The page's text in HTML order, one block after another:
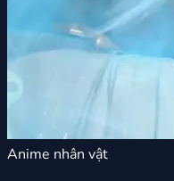
Anime nhân vật